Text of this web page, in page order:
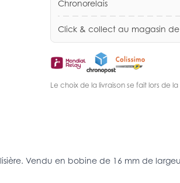
Chronorelais
Click & collect au magasin
Le choix de la livraison se fait lors de
Vendu en bobine de 16 mm de